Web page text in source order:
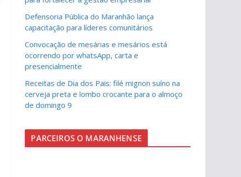
Defensoria Pública do Maranhão lança
capacitação para líderes comunitários
Convocação de mesárias e mesários está
ocorrendo por whatsApp, carta e
presencialmente
Receitas de Dia dos Pais: filé mignon suíno na
cerveja preta e lombo crocante para o almoço
de domingo 9
PARCEIROS O MARANHENSE